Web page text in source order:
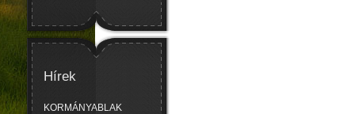
Hírek
KORMÁNYABLAK